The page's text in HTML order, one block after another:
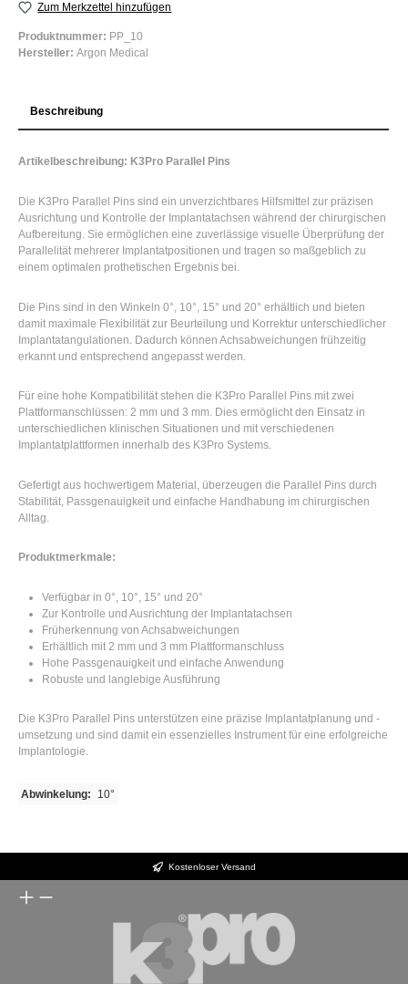
Zum Merkzettel hinzufügen
Produktnummer: PP_10
Hersteller: Argon Medical
Beschreibung
Artikelbeschreibung: K3Pro Parallel Pins
Die K3Pro Parallel Pins sind ein unverzichtbares Hilfsmittel zur präzisen
Ausrichtung und Kontrolle der Implantatachsen während der chirurgischen
Aufbereitung. Sie ermöglichen eine zuverlässige visuelle Überprüfung der
Parallelität mehrerer Implantatpositionen und tragen so maßgeblich zu
einem optimalen prothetischen Ergebnis bei.
Die Pins sind in den Winkeln 0°, 10°, 15° und 20° erhältlich und bieten
damit maximale Flexibilität zur Beurteilung und Korrektur unterschiedlicher
Implantatangulationen. Dadurch können Achsabweichungen frühzeitig
erkannt und entsprechend angepasst werden.
Für eine hohe Kompatibilität stehen die K3Pro Parallel Pins mit zwei
Plattformanschlüssen: 2 mm und 3 mm. Dies ermöglicht den Einsatz in
unterschiedlichen klinischen Situationen und mit verschiedenen
Implantatplattformen innerhalb des K3Pro Systems.
Gefertigt aus hochwertigem Material, überzeugen die Parallel Pins durch
Stabilität, Passgenauigkeit und einfache Handhabung im chirurgischen
Alltag.
Produktmerkmale:
Verfügbar in 0°, 10°, 15° und 20°
Zur Kontrolle und Ausrichtung der Implantatachsen
Früherkennung von Achsabweichungen
Erhältlich mit 2 mm und 3 mm Plattformanschluss
Hohe Passgenauigkeit und einfache Anwendung
Robuste und langlebige Ausführung
Die K3Pro Parallel Pins unterstützen eine präzise Implantatplanung und -
umsetzung und sind damit ein essenzielles Instrument für eine erfolgreiche
Implantologie.
Abwinkelung: 10°
Kostenloser Versand